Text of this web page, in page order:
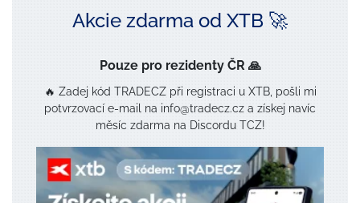
Akcie zdarma od XTB 🚀
Pouze pro rezidenty ČR 🙏
🔥 Zadej kód TRADECZ při registraci u XTB, pošli mi
potvrzovací e-mail na info@tradecz.cz a získej navíc
měsíc zdarma na Discordu TCZ!